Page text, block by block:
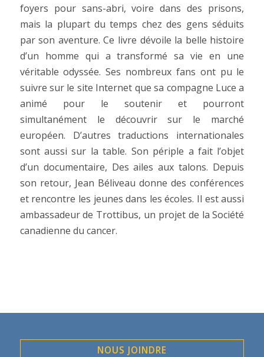
foyers pour sans-abri, voire dans des prisons,
mais la plupart du temps chez des gens séduits
par son aventure. Ce livre dévoile la belle histoire
d’un homme qui a transformé sa vie en une
véritable odyssée. Ses nombreux fans ont pu le
suivre sur le site Internet que sa compagne Luce a
animé pour le soutenir et pourront
simultanément le découvrir sur le marché
européen. D’autres traductions internationales
sont aussi sur la table. Son périple a fait l’objet
d’un documentaire, Des ailes aux talons. Depuis
son retour, Jean Béliveau donne des conférences
et rencontre les jeunes dans les écoles. Il est aussi
ambassadeur de Trottibus, un projet de la Société
canadienne du cancer.
NOUS JOINDRE